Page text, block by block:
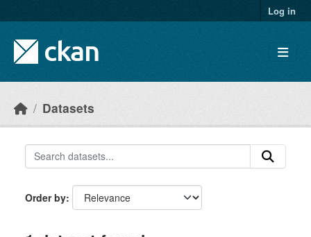
Log in
Datasets
Order by